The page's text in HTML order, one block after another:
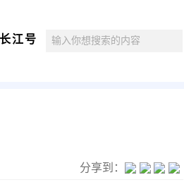
长江号
分享到：